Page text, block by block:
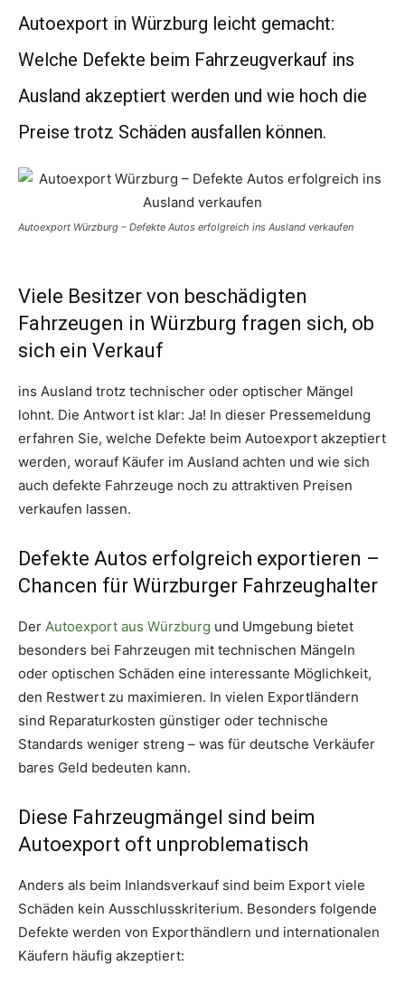
Autoexport in Würzburg leicht gemacht:
Welche Defekte beim Fahrzeugverkauf ins
Ausland akzeptiert werden und wie hoch die
Preise trotz Schäden ausfallen können.
Autoexport Würzburg – Defekte Autos erfolgreich ins Ausland verkaufen
Viele Besitzer von beschädigten
Fahrzeugen in Würzburg fragen sich, ob
sich ein Verkauf
ins Ausland trotz technischer oder optischer Mängel
lohnt. Die Antwort ist klar: Ja! In dieser Pressemeldung
erfahren Sie, welche Defekte beim Autoexport akzeptiert
werden, worauf Käufer im Ausland achten und wie sich
auch defekte Fahrzeuge noch zu attraktiven Preisen
verkaufen lassen.
Defekte Autos erfolgreich exportieren –
Chancen für Würzburger Fahrzeughalter
Der Autoexport aus Würzburg und Umgebung bietet
besonders bei Fahrzeugen mit technischen Mängeln
oder optischen Schäden eine interessante Möglichkeit,
den Restwert zu maximieren. In vielen Exportländern
sind Reparaturkosten günstiger oder technische
Standards weniger streng – was für deutsche Verkäufer
bares Geld bedeuten kann.
Diese Fahrzeugmängel sind beim
Autoexport oft unproblematisch
Anders als beim Inlandsverkauf sind beim Export viele
Schäden kein Ausschlusskriterium. Besonders folgende
Defekte werden von Exporthändlern und internationalen
Käufern häufig akzeptiert: